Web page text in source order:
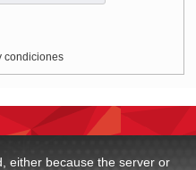
condiciones
either because the server or